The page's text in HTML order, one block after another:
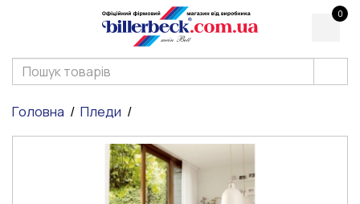
0
Головна Пледи